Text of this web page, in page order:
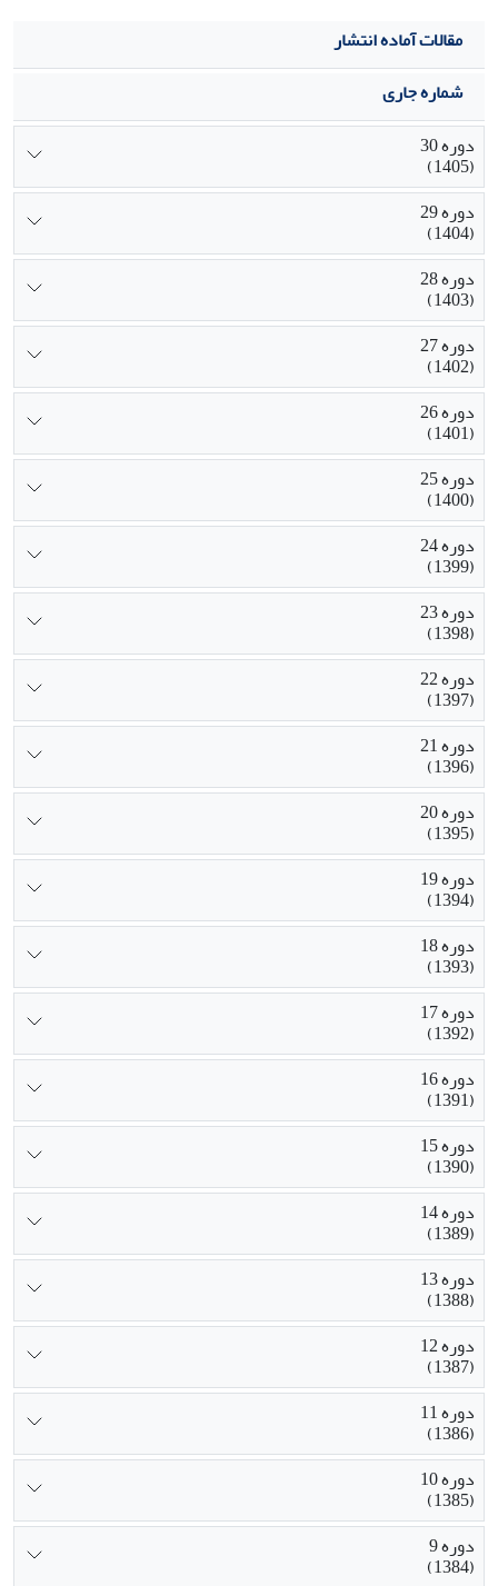
مقالات آماده انتشار
شماره جاری
دوره 30
(1405)
دوره 29
(1404)
دوره 28
(1403)
دوره 27
(1402)
دوره 26
(1401)
دوره 25
(1400)
دوره 24
(1399)
دوره 23
(1398)
دوره 22
(1397)
دوره 21
(1396)
دوره 20
(1395)
دوره 19
(1394)
دوره 18
(1393)
دوره 17
(1392)
دوره 16
(1391)
دوره 15
(1390)
دوره 14
(1389)
دوره 13
(1388)
دوره 12
(1387)
دوره 11
(1386)
دوره 10
(1385)
دوره 9
(1384)